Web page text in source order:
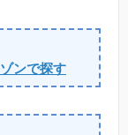
ンで探す